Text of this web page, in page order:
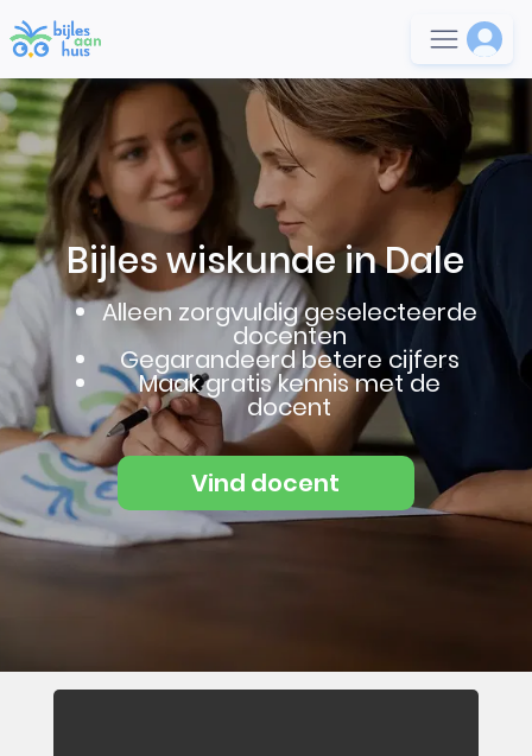
Bijles wiskunde in Dale
Alleen zorgvuldig geselecteerde
docenten
Gegarandeerd betere cijfers
Maak gratis kennis met de
docent
Vind docent